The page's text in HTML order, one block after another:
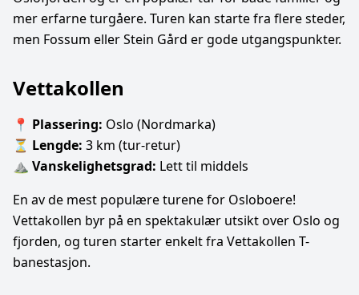
mer erfarne turgåere. Turen kan starte fra flere steder,
men Fossum eller Stein Gård er gode utgangspunkter.
Vettakollen
📍 Plassering: Oslo (Nordmarka)
⏳ Lengde: 3 km (tur-retur)
⛰ Vanskelighetsgrad: Lett til middels
En av de mest populære turene for Osloboere!
Vettakollen byr på en spektakulær utsikt over Oslo og
fjorden, og turen starter enkelt fra Vettakollen T-
banestasjon.